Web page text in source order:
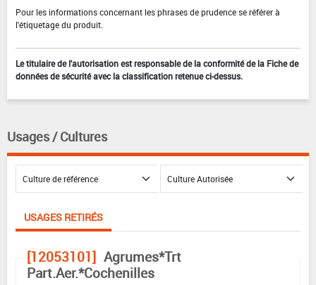
Pour les informations concernant les phrases de prudence se référer à
l'étiquetage du produit.
Le titulaire de l'autorisation est responsable de la conformité de la Fiche de
données de sécurité avec la classification retenue ci-dessus.
Usages / Cultures
USAGES RETIRÉS
[12053101] Agrumes*Trt
Part.Aer.*Cochenilles